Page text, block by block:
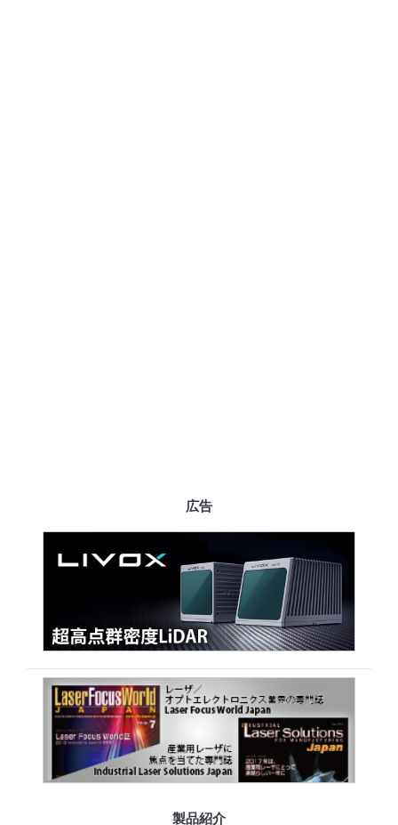
広告
製品紹介